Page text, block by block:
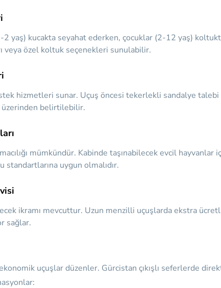
yaş) kucakta seyahat ederken, çocuklar (2-12 yaş)
veya özel koltuk seçenekleri sunulabilir.
hizmetleri sunar. Uçuş öncesi tekerlekli sandalye talebi
üzerinden belirtilebilir.
mümkündür. Kabinde taşınabilecek evcil hayvanlar
uygun olmalıdır.
ikramı mevcuttur. Uzun menzilli uçuşlarda ekstra
sağlar.
uçuşlar düzenler. Gürcistan çıkışlı seferlerde